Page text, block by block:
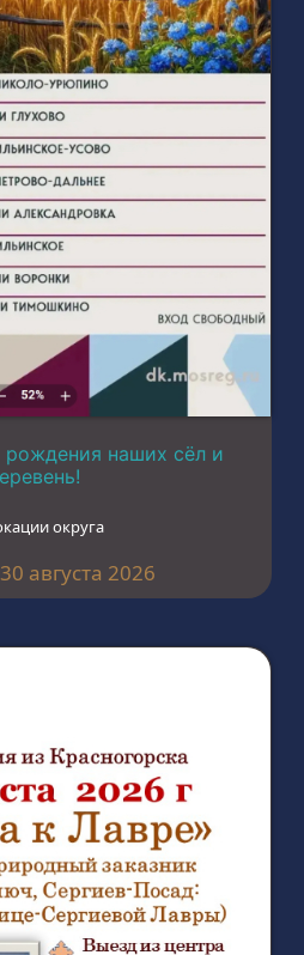
наших сёл и
округа
августа 2026